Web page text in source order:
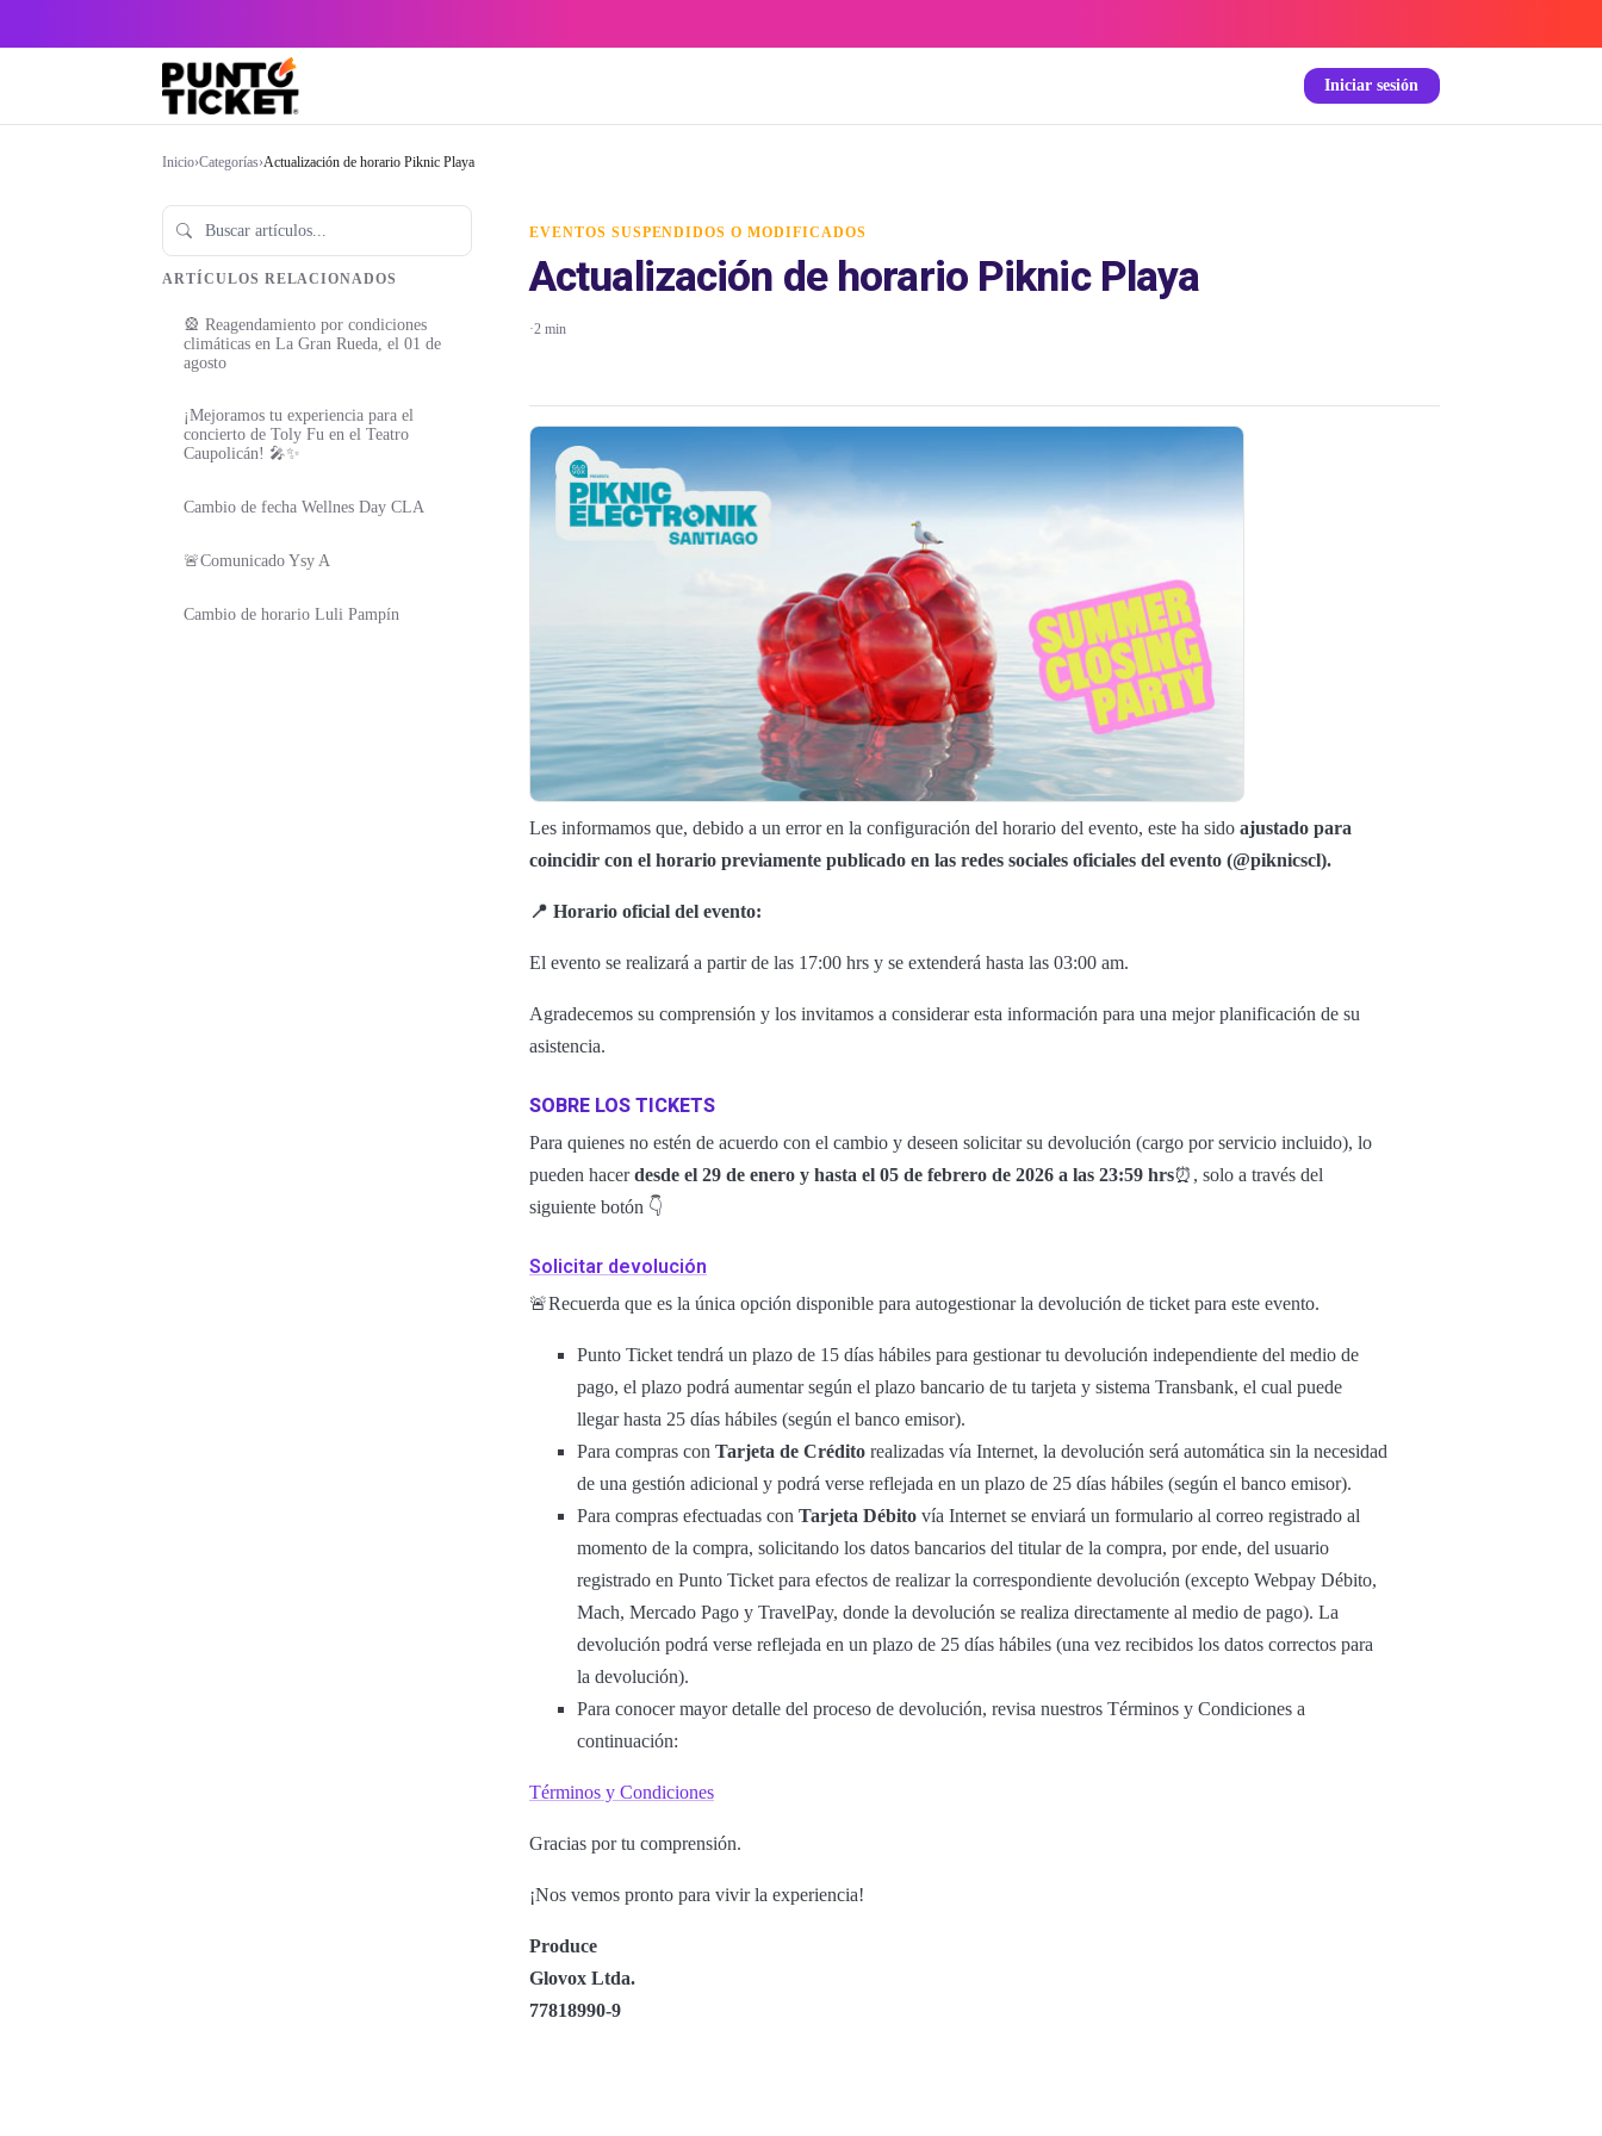
Iniciar sesión
Inicio›Categorías›Actualización de horario Piknic Playa
ARTÍCULOS RELACIONADOS
🎡 Reagendamiento por condiciones
climáticas en La Gran Rueda, el 01 de
agosto
¡Mejoramos tu experiencia para el
concierto de Toly Fu en el Teatro
Caupolicán! 🎤✨
Cambio de fecha Wellnes Day CLA
🚨Comunicado Ysy A
Cambio de horario Luli Pampín
EVENTOS SUSPENDIDOS O MODIFICADOS
Actualización de horario Piknic Playa
·2 min
Les informamos que, debido a un error en la configuración del horario del evento, este ha sido ajustado para
coincidir con el horario previamente publicado en las redes sociales oficiales del evento (@piknicscl).
📍 Horario oficial del evento:
El evento se realizará a partir de las 17:00 hrs y se extenderá hasta las 03:00 am.
Agradecemos su comprensión y los invitamos a considerar esta información para una mejor planificación de su
asistencia.
SOBRE LOS TICKETS
Para quienes no estén de acuerdo con el cambio y deseen solicitar su devolución (cargo por servicio incluido), lo
pueden hacerdesde el 29 de enero y hasta el 05 de febrero de 2026 a las 23:59 hrs⏰, solo a través del
siguiente botón 👇
Solicitar devolución
🚨Recuerda que es la única opción disponible para autogestionar la devolución de ticket para este evento.
Punto Ticket tendrá un plazo de 15 días hábiles para gestionar tu devolución independiente del medio de
pago, el plazo podrá aumentar según el plazo bancario de tu tarjeta y sistema Transbank, el cual puede
llegar hasta 25 días hábiles (según el banco emisor).
Para compras con Tarjeta de Crédito realizadas vía Internet, la devolución será automática sin la necesidad
de una gestión adicional y podrá verse reflejada en un plazo de 25 días hábiles (según el banco emisor).
Para compras efectuadas con Tarjeta Débito vía Internet se enviará un formulario al correo registrado al
momento de la compra, solicitando los datos bancarios del titular de la compra, por ende, del usuario
registrado en Punto Ticket para efectos de realizar la correspondiente devolución (excepto Webpay Débito,
Mach, Mercado Pago y TravelPay, donde la devolución se realiza directamente al medio de pago). La
devolución podrá verse reflejada en un plazo de 25 días hábiles (una vez recibidos los datos correctos para
la devolución).
Para conocer mayor detalle del proceso de devolución, revisa nuestros Términos y Condiciones a
continuación:
Términos y Condiciones
Gracias por tu comprensión.
¡Nos vemos pronto para vivir la experiencia!
Produce
Glovox Ltda.
77818990-9